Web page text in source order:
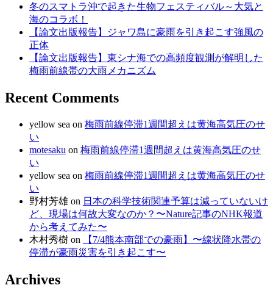
冬のスマトラ沖で起きた生物フェスティバル～大気と
海のコラボ！
【論文出版報告】ジャワ島に豪雨を引き起こす強風の
正体
【論文出版報告】東シナ海での高頻度観測が解明した
梅雨前線帯の大雨メカニズム
Recent Comments
yellow sea on 梅雨前線停滞1週間超えは黄海高気圧のせ
い
motesaku on 梅雨前線停滞1週間超えは黄海高気圧のせ
い
yellow sea on 梅雨前線停滞1週間超えは黄海高気圧のせ
い
野村芳雄 on 日本の科学技術関連予算は減っていないけ
ど、現場は何故大変なのか？〜Nature記事のNHK報道
から考えてみた〜
木村秀樹 on
【7/4熊本南部での豪雨】〜線状降水帯の
停滞が豪雨災害を引き起こす〜
Archives